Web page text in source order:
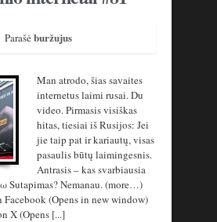
Parašėburžujus
Man atrodo, šias savaites
internetus laimi rusai. Du
video. Pirmasis visiškas
hitas, tiesiai iš Rusijos: Jei
jie taip pat ir kariautų, visas
pasaulis būtų laimingesnis.
Antrasis – kas svarbiausia
Nemanau. (more…)
Facebook (Opens in new window)
X (Opens [...]